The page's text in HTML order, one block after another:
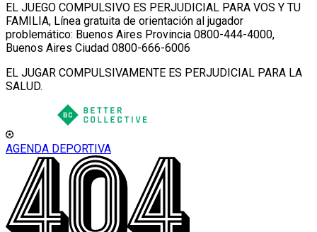
EL JUEGO COMPULSIVO ES PERJUDICIAL PARA VOS Y TU
FAMILIA, Línea gratuita de orientación al jugador
problemático: Buenos Aires Provincia 0800-444-4000,
Buenos Aires Ciudad 0800-666-6006
EL JUGAR COMPULSIVAMENTE ES PERJUDICIAL PARA LA
SALUD.
AGENDA DEPORTIVA